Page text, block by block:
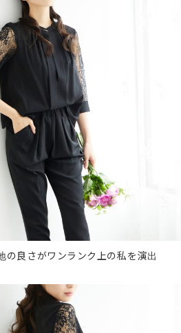
の良さがワンランク上の私を演出